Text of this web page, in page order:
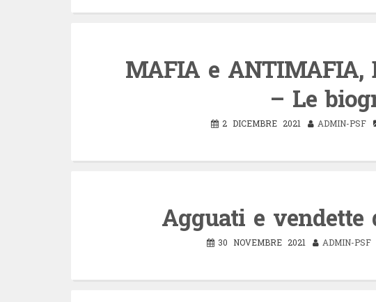
MAFIA e ANTIMAFIA,
– Le
2 DICEMBRE 2021 ADMIN-PSF
Agguati e vendette
30 NOVEMBRE 2021 ADMIN-PSF